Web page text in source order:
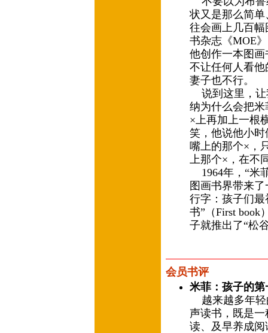
状又是那么简
往会画上几百
书杂志《MOE
他创作一本图
不让任何人看
妻子也不行。
说到这里，让
纳为什么会把
×上再加上一根
笑，他说他小
嘴上的那个×，
上那个×，在不
1964年，“米
图画书界带来
行字：孩子们
书”（First book
子就推出了“松
会员书评
米菲：孩子的第
越来越多年轻
声读书，既是
读、及早养成